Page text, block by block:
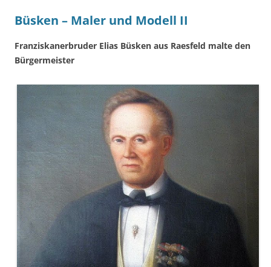
Büsken – Maler und Modell II
Franziskanerbruder Elias Büsken aus Raesfeld malte den
Bürgermeister